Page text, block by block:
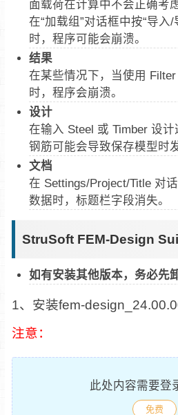
面载荷在计算中不会正确考虑
在“加载组”对话框中按“导入
时，程序可能会崩溃。
结果
在某些情况下，当使用
时，程序会崩溃。
设计
在输入 Steel 或 Timber 设
钢筋可能会导致保存模型时
文档
在 Settings/Project/Title 对
数据时，标题栏字段消失。
StruSoft FEM-Design
如有安装其他版本，务必先
1、安装fem-
注意：
此处内容需要登
免费